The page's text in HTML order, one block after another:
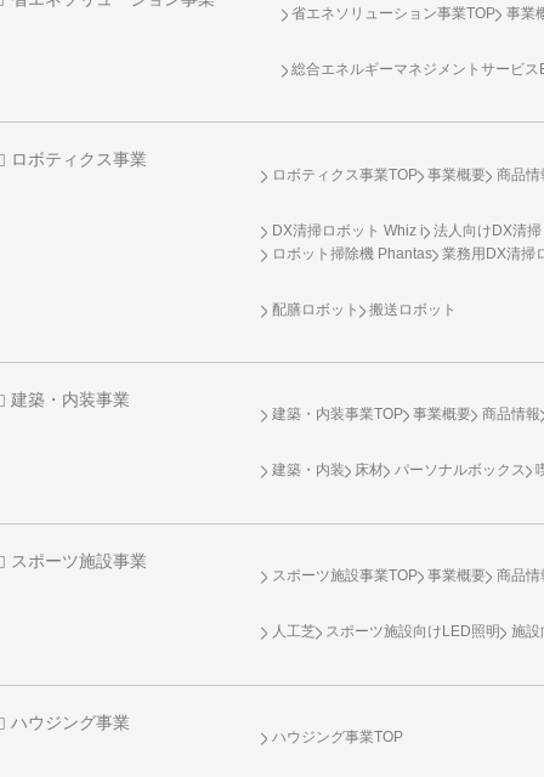
省エネソリューション事業TOP 事業
総合エネルギーマネジメントサービ
ロボティクス事業
ロボティクス事業TOP 事業概要 商品情
DX清掃ロボット Whiz i
法人向けDX清
ロボット掃除機 Phantas
業務用DX清掃
配膳ロボット 搬送ロボット
建築・内装事業
建築・内装事業TOP 事業概要 商品情報
建築・内装 床材 パーソナルボックス
スポーツ施設事業
スポーツ施設事業TOP 事業概要 商品情
人工芝 スポーツ施設向け LED照明 施設
ハウジング事業
ハウジング事業TOP